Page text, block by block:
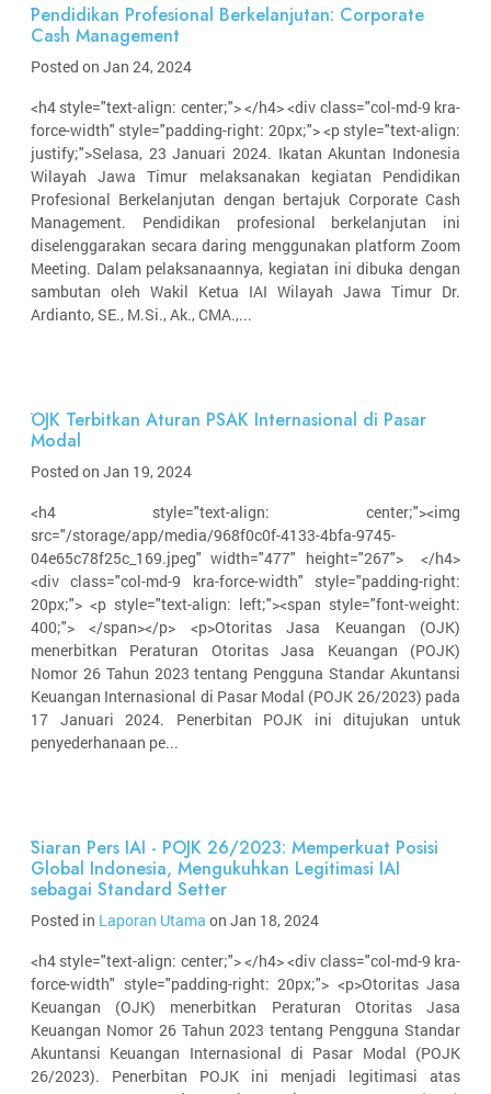
Pendidikan Profesional Berkelanjutan: Corporate
Cash Management
Posted on Jan 24, 2024
<h4 style="text-align: center;"> </h4> <div class="col-md-9 kra-
force-width" style="padding-right: 20px;"> <p style="text-align:
justify;">Selasa, 23 Januari 2024. Ikatan Akuntan Indonesia
Wilayah Jawa Timur melaksanakan kegiatan Pendidikan
Profesional Berkelanjutan dengan bertajuk Corporate Cash
Management. Pendidikan profesional berkelanjutan ini
diselenggarakan secara daring menggunakan platform Zoom
Meeting. Dalam pelaksanaannya, kegiatan ini dibuka dengan
sambutan oleh Wakil Ketua IAI Wilayah Jawa Timur Dr.
Ardianto, SE., M.Si., Ak., CMA.,...
OJK Terbitkan Aturan PSAK Internasional di Pasar
Modal
Posted on Jan 19, 2024
<h4 style="text-align: center;"><img
src="/storage/app/media/968f0c0f-4133-4bfa-9745-
04e65c78f25c_169.jpeg" width="477" height="267"> </h4>
<div class="col-md-9 kra-force-width" style="padding-right:
20px;"> <p style="text-align: left;"><span style="font-weight:
400;"> </span></p> <p>Otoritas Jasa Keuangan (OJK)
menerbitkan Peraturan Otoritas Jasa Keuangan (POJK)
Nomor 26 Tahun 2023 tentang Pengguna Standar Akuntansi
Keuangan Internasional di Pasar Modal (POJK 26/2023) pada
17 Januari 2024. Penerbitan POJK ini ditujukan untuk
penyederhanaan pe...
Siaran Pers IAI - POJK 26/2023: Memperkuat Posisi
Global Indonesia, Mengukuhkan Legitimasi IAI
sebagai Standard Setter
Posted in Laporan Utama on Jan 18, 2024
<h4 style="text-align: center;"> </h4> <div class="col-md-9 kra-
force-width" style="padding-right: 20px;"> <p>Otoritas Jasa
Keuangan (OJK) menerbitkan Peraturan Otoritas Jasa
Keuangan Nomor 26 Tahun 2023 tentang Pengguna Standar
Akuntansi Keuangan Internasional di Pasar Modal (POJK
26/2023). Penerbitan POJK ini menjadi legitimasi atas